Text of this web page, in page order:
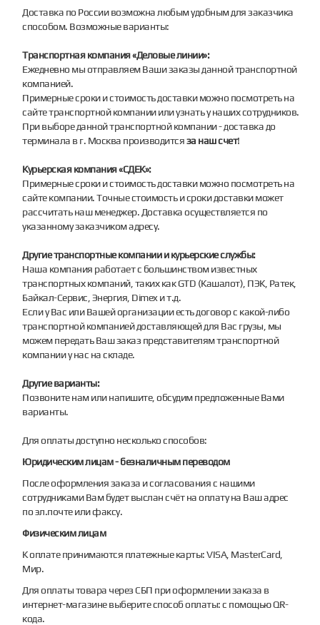
Доставка по России возможна любым удобным для заказчика
способом. Возможные варианты:
Транспортная компания «Деловые линии»:
Ежедневно мы отправляем Ваши заказы данной транспортной
компанией.
Примерные сроки и стоимость доставки можно посмотреть на
сайте транспортной компании или узнать у наших сотрудников.
При выборе данной транспортной компании - доставка до
терминала в г. Москва производитсяза наш счет!
Курьерская компания «СДЕК»:
Примерные сроки и стоимость доставки можно посмотреть на
сайте компании. Точные стоимость и сроки доставки может
рассчитать наш менеджер. Доставка осуществляется по
указанному заказчиком адресу.
Другие транспортные компании и курьерские службы:
Наша компания работает с большинством известных
транспортных компаний, таких как GTD (Кашалот), ПЭК, Ратек,
Байкал-Сервис, Энергия, Dimex и т.д.
Если у Вас или Вашей организации есть договор с какой-либо
транспортной компанией доставляющей для Вас грузы, мы
можем передать Ваш заказ представителям транспортной
компании у нас на складе.
Другие варианты:
Позвоните нам или напишите, обсудим предложенные Вами
варианты.
Для оплаты доступно несколько способов:
Юридическим лицам - безналичным переводом
После оформления заказа и согласования с нашими
сотрудниками Вам будет выслан счёт на оплату на Ваш адрес
по эл.почте или факсу.
Физическим лицам
К оплате принимаются платежные карты: VISA, MasterCard,
Мир.
Для оплаты товара через СБП при оформлении заказа в
интернет-магазине выберите способ оплаты: с помощью QR-
кода.